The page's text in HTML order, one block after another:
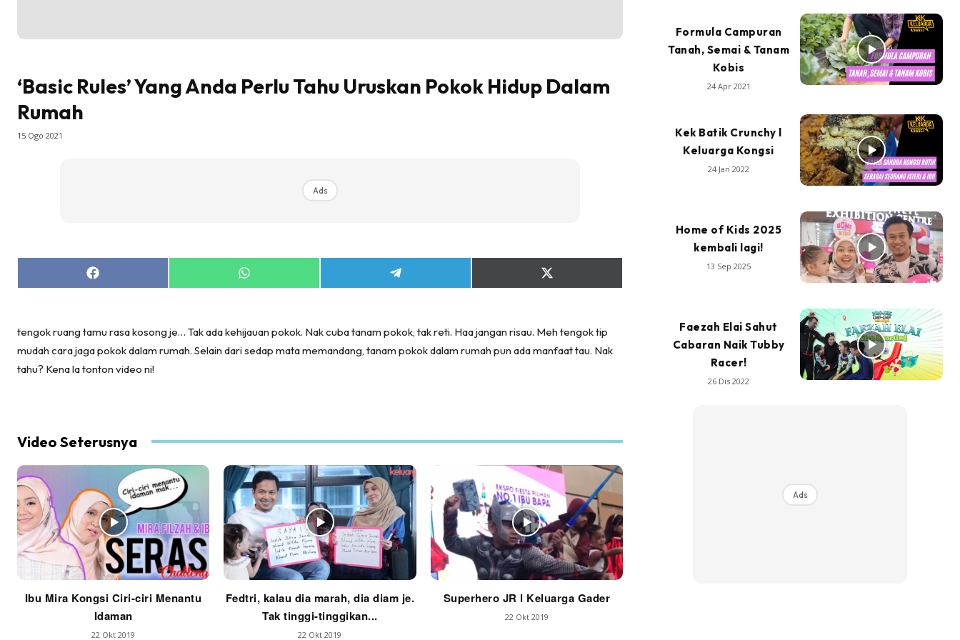
‘Basic Rules’ Yang Anda Perlu Tahu Uruskan Pokok Hidup Dalam
Rumah
15 Ogo 2021
Ads
Share
on
Share
on
Share
on
Share
on
tengok ruang tamu rasa kosong je… Tak ada kehijauan pokok. Nak cuba tanam pokok, tak reti. Haa jangan risau. Meh tengok tip
mudah cara jaga pokok dalam rumah. Selain dari sedap mata memandang, tanam pokok dalam rumah pun ada manfaat tau. Nak
tahu? Kena la tonton video ni!
Video Seterusnya
Ibu Mira Kongsi Ciri-ciri Menantu
Idaman
22 Okt 2019
Fedtri, kalau dia marah, dia diam je.
Tak tinggi-tinggikan...
22 Okt 2019
Superhero JR l Keluarga Gader
22 Okt 2019
Formula Campuran
Tanah, Semai & Tanam
Kobis
24 Apr 2021
Kek Batik Crunchy l
Keluarga Kongsi
24 Jan 2022
Home of Kids 2025
kembali lagi!
13 Sep 2025
Faezah Elai Sahut
Cabaran Naik Tubby
Racer!
26 Dis 2022
Ads